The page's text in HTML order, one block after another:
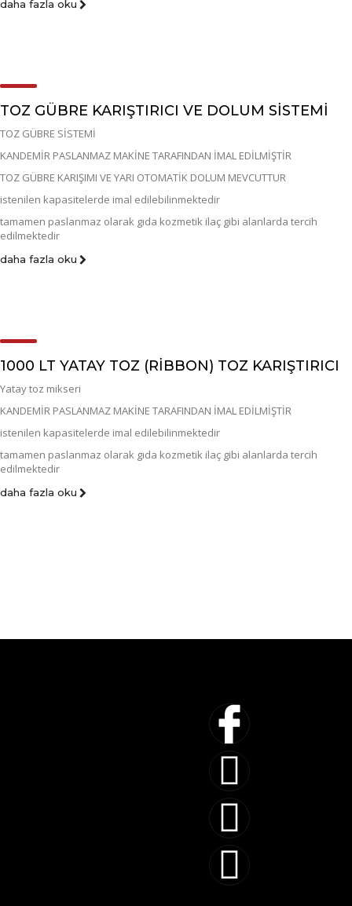
daha fazla oku
TOZ GÜBRE KARIŞTIRICI VE DOLUM SİSTEMİ
TOZ GÜBRE SİSTEMİ
KANDEMİR PASLANMAZ MAKİNE TARAFINDAN İMAL EDİLMİŞTİR
TOZ GÜBRE KARIŞIMI VE YARI OTOMATİK DOLUM MEVCUTTUR
istenilen kapasitelerde imal edilebilinmektedir
tamamen paslanmaz olarak gıda kozmetik ilaç gibi alanlarda tercih
edilmektedir
daha fazla oku
1000 LT YATAY TOZ (RİBBON) TOZ KARIŞTIRICI
Yatay toz mikseri
KANDEMİR PASLANMAZ MAKİNE TARAFINDAN İMAL EDİLMİŞTİR
istenilen kapasitelerde imal edilebilinmektedir
tamamen paslanmaz olarak gıda kozmetik ilaç gibi alanlarda tercih
edilmektedir
daha fazla oku